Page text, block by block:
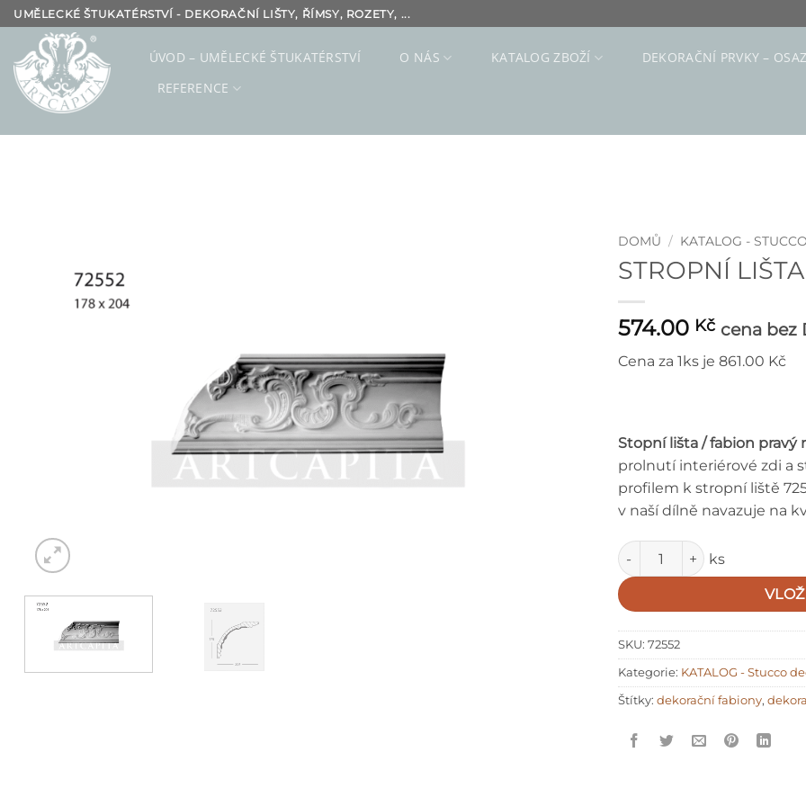
Přeskočit
na
obsah
UMĚLECKÉ ŠTUKATÉRSTVÍ - DEKORAČNÍ LIŠTY, ŘÍMSY, ROZETY, ...
ÚVOD – UMĚLECKÉ ŠTUKATÉRSTVÍ O NÁS KATALOG ZBOŽÍ
DEKORAČNÍ PRVKY –
REFERENCE
DOMŮ / KATALOG -
STROPNÍ
574.00 Kč cena bez
Cena za 1ks je 861.00 Kč
Stopní lišta / fabion pravý
prolnutí interiérové zdi a
profilem k stropní liště
v naší dílně navazuje na
Množství
ks
SKU: 72552
Kategorie: KATALOG - Stucco
Štítky: dekorační fabiony,